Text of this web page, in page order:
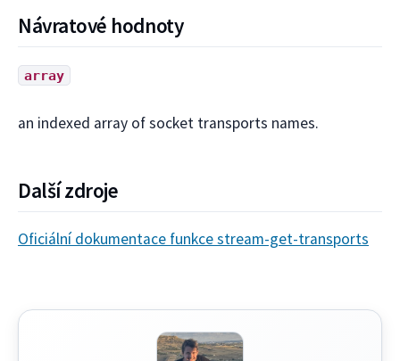
Návratové hodnoty
array
an indexed array of socket transports names.
Další zdroje
Oficiální dokumentace funkce stream-get-transports